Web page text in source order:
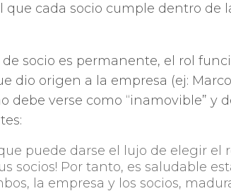
cada socio cumple dentro de
socio es permanente, el rol
dio origen a la empresa (ej:
debe verse como “inamovible” y
puede darse el lujo de elegir el
socios! Por tanto, es saludable
la empresa y los socios,